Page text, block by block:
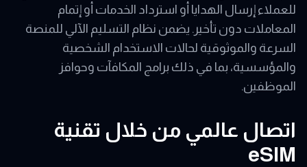
للعملاء إرسال الهدايا أو استرداد الخدمات أو إتمام
المعاملات دون تأخير. يضمن نظام التسليم الآلي للمنصة
السرعة والموثوقية لحالات الاستخدام الشخصية
والمؤسسية، بما في ذلك برامج المكافآت وحوافز
الموظفين.
اتصال عالمي من خلال تقنية
eSIM